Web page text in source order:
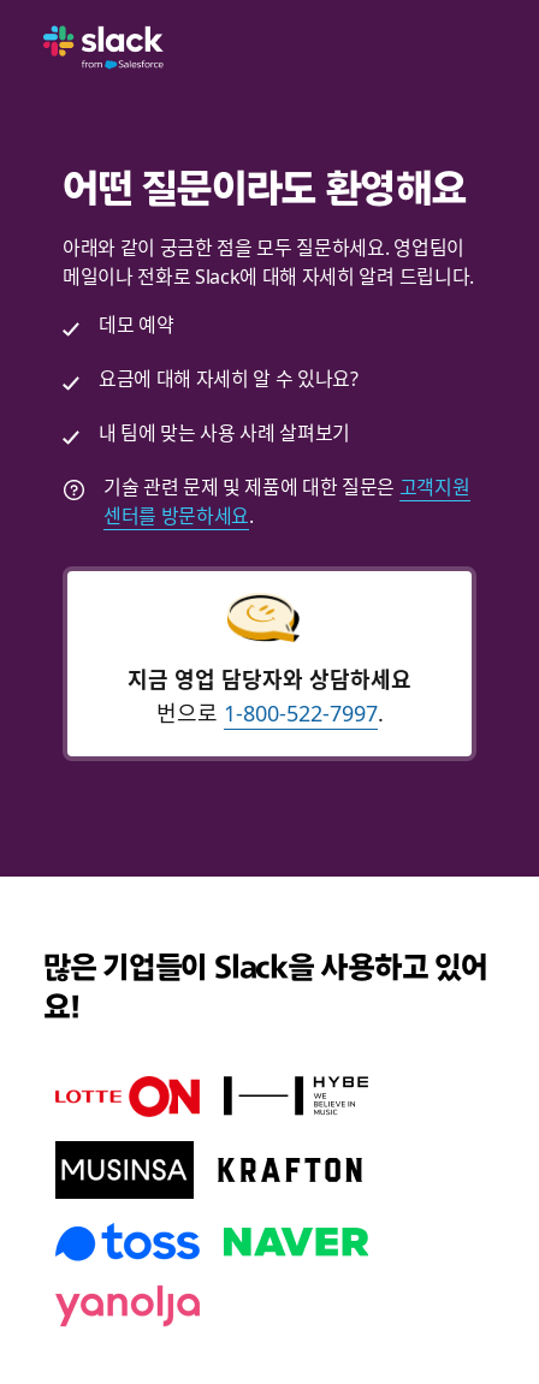
어떤 질문이라도 환영해요
아래와 같이 궁금한 점을 모두 질문하세요. 영업팀이
메일이나 전화로 Slack에 대해 자세히 알려 드립니다.
데모 예약
요금에 대해 자세히 알 수 있나요?
내 팀에 맞는 사용 사례 살펴보기
기술 관련 문제 및 제품에 대한 질문은 고객지원
센터를 방문하세요.
지금 영업 담당자와 상담하세요
번으로 1-800-522-7997.
많은 기업들이 Slack을 사용하고 있어
요!